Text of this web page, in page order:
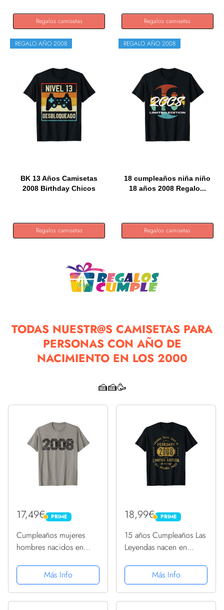
Regalos camisetas Regalos camisetas
REGALO AÑO 2008
BK 13 Años Camisetas
2008 Birthday Chicos
Regalos camisetas
REGALO AÑO 2008
18 cumpleaños niña niño
18 años 2008 Regalo...
Regalos camisetas
TODAS NUESTR@S CAMISETAS PARA
PERSONAS CON AÑO DE
NACIMIENTO EN LOS 2000
🍰🍰🥳
17,49€ PRIME
PRIME
Cumpleaños mujeres
hombres nacidos en
Más Info
18,99€ PRIME
PRIME
15 años Cumpleaños Las
Leyendas nacen en
CamisetaMás Info